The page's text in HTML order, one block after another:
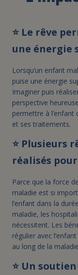
JE DEVIENS
BÉNÉVOLE
⭐ Le rêve
une énergie
Lorsqu’un enfant
puise une énergie
Imaginer puis
perspective
permettre à
et ses traitements.
⭐ Plusieurs
réalisés
Parce que la force
maladie est si
l’enfant dans la
maladie, les
nécessitent. Les
régulier avec
au long de la
⭐ Un